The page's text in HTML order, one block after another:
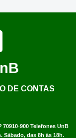
70910-900 Telefones UnB
Sábado, das 8h às 18h.
DE CONTAS